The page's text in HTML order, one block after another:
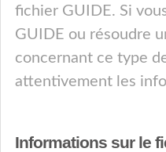
fichier GUIDE. Si
GUIDE ou résoudre
concernant ce type
attentivement les
Informations sur le